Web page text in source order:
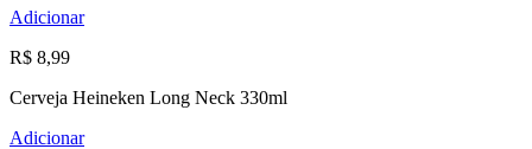
Adicionar
R$ 8,99
Cerveja Heineken Long Neck 330ml
Adicionar